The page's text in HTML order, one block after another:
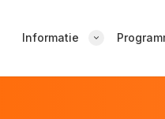
Informatie